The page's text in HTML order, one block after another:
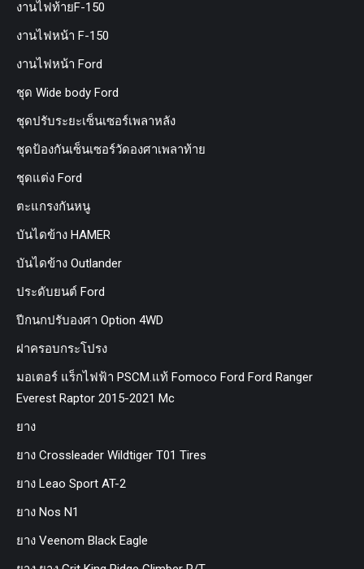
งานไฟท้ายF-150
งานไฟหน้า F-150
งานไฟหน้า Ford
ชุด Wide body Ford
ชุดปรับระยะเซ็นเซอร์เพลาหลัง
ชุดป้องกันเซ็นเซอร์วัดองศาเพลาท้าย
ชุดแต่ง Ford
ตะแกรงกันหนู
บันไดข้าง HAMER
บันไดข้าง Outlander
ประดับยนต์ Ford
ปีกนกปรับองศา Option 4WD
ฝาครอบกระโปรง
มอเตอร์ แร็กไฟฟ้า PSCM.แท้ Fomoco Ford Ford Ranger
Everest Raptor 2015-2021 Mc
ยาง
ยาง Crossleader Wildtiger T01 Tires
ยาง Leao Sport AT-2
ยาง Nos N1
ยาง Veenom Black Eagle